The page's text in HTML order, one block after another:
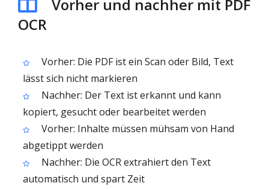
Vorher und nachher mit PDF
OCR
Vorher: Die PDF ist ein Scan oder Bild, Text
lässt sich nicht markieren
Nachher: Der Text ist erkannt und kann
kopiert, gesucht oder bearbeitet werden
Vorher: Inhalte müssen mühsam von Hand
abgetippt werden
Nachher: Die OCR extrahiert den Text
automatisch und spart Zeit